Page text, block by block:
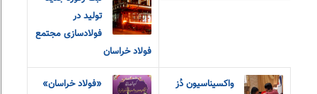
تولید در
فولادسازی مجتمع
فولاد خراسان
واکسيناسيون دُز
«فولاد خراسان»